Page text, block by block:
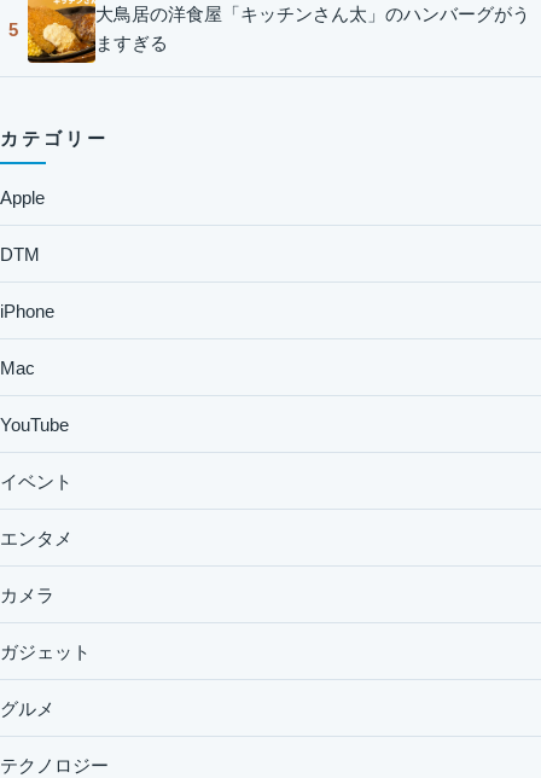
5
大鳥居の洋食屋「キッチンさん太」のハンバーグがう
ますぎる
カテゴリー
Apple
DTM
iPhone
Mac
YouTube
イベント
エンタメ
カメラ
ガジェット
グルメ
テクノロジー